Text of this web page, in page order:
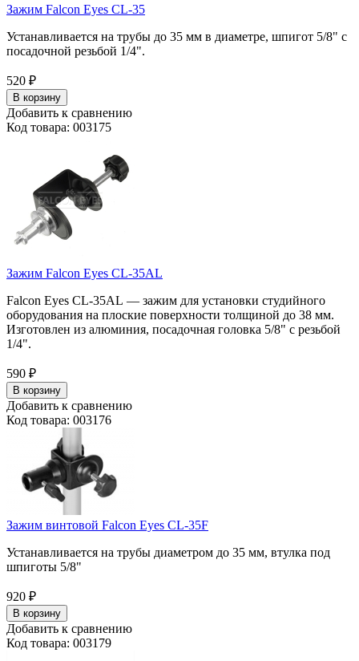
Зажим Falcon Eyes CL-35
Устанавливается на трубы до 35 мм в диаметре, шпигот 5/8" с
посадочной резьбой 1/4".
520 ₽
В корзину
Добавить к сравнению
Код товара: 003175
Зажим Falcon Eyes CL-35AL
Falcon Eyes CL-35AL — зажим для установки студийного
оборудования на плоские поверхности толщиной до 38 мм.
Изготовлен из алюминия, посадочная головка 5/8" с резьбой
1/4".
590 ₽
В корзину
Добавить к сравнению
Код товара: 003176
Зажим винтовой Falcon Eyes CL-35F
Устанавливается на трубы диаметром до 35 мм, втулка под
шпиготы 5/8"
920 ₽
В корзину
Добавить к сравнению
Код товара: 003179